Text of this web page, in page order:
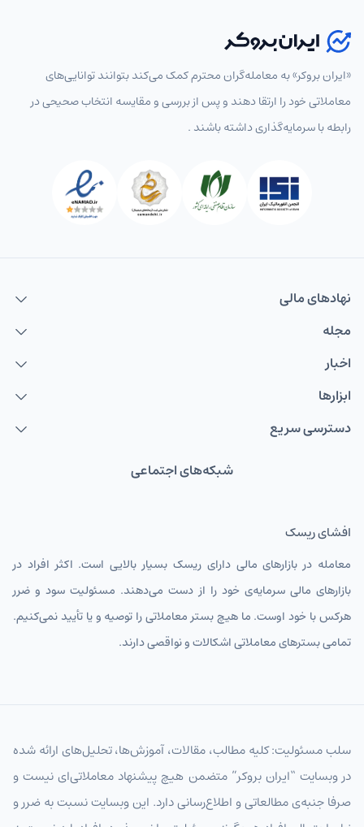
«ایران بروکر» به معامله‌گران محترم کمک می‌کند بتوانند توانایی‌های
معاملاتی خود را ارتقا دهند و پس از بررسی و مقایسه انتخاب‌ صحیحی در
رابطه با سرمایه‌گذاری داشته باشند .
نهاد‌های مالی
مجله
اخبار
ابزارها
دسترسی سریع
شبکه‌های اجتماعی
افشای ریسک
معامله در بازارهای مالی دارای ریسک بسیار بالایی است. اکثر افراد در
بازارهای مالی سرمایه‌ی خود را از دست می‌دهند. مسئولیت سود و ضرر
هرکس با خود اوست. ما هیچ بستر معاملاتی را توصیه و یا تأیید نمی‌کنیم.
تمامی بسترهای معاملاتی اشکالات و نواقصی دارند.
سلب مسئولیت: کلیه مطالب، مقالات، آموزش‌ها، تحلیل‌های ارائه شده
در وبسایت “ایران بروکر” متضمن هیچ پیشنهاد معاملاتی‌ای نیست و
صرفا جنبه‌ی مطالعاتی و اطلاع‌رسانی دارد. این وبسایت نسبت به ضرر و